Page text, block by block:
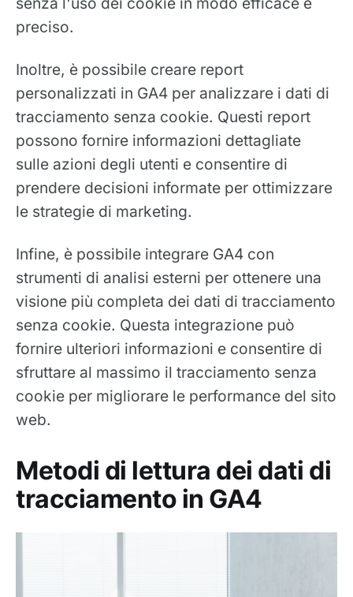
preciso.
Inoltre, è possibile creare report
personalizzati in GA4 per analizzare i dati di
tracciamento senza cookie. Questi report
possono fornire informazioni dettagliate
sulle azioni degli utenti e consentire di
prendere decisioni informate per ottimizzare
le strategie di marketing.
Infine, è possibile integrare GA4 con
strumenti di analisi esterni per ottenere una
visione più completa dei dati di tracciamento
senza cookie. Questa integrazione può
fornire ulteriori informazioni e consentire di
sfruttare al massimo il tracciamento senza
cookie per migliorare le performance del sito
web.
Metodi di lettura dei dati di
tracciamento in GA4